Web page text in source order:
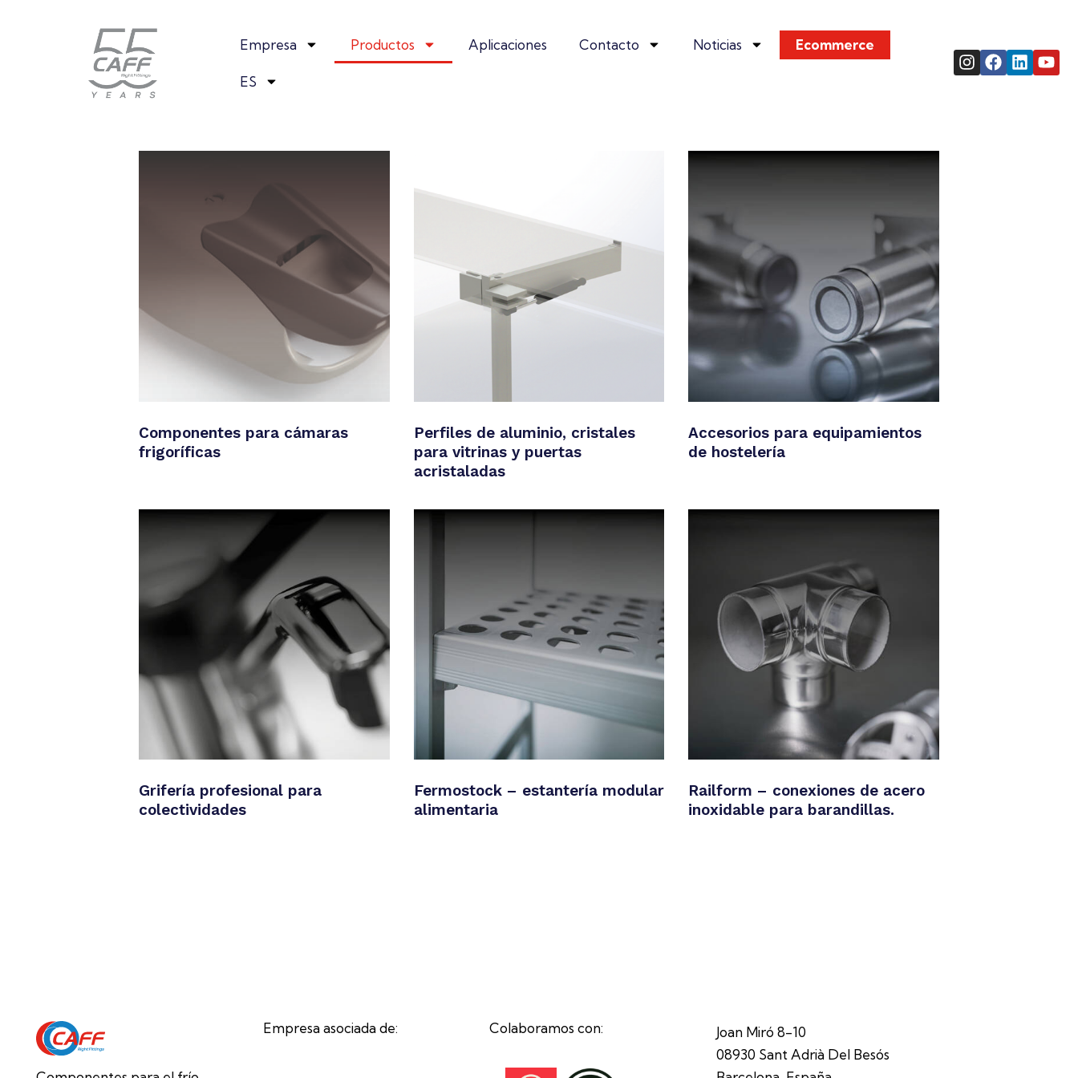
Empresa Productos Aplicaciones Contacto Noticias Ecommerce
ES
Componentes para cámaras
frigoríficas
Perfiles de aluminio, cristales
para vitrinas y puertas
acristaladas
Accesorios para equipamientos
de hostelería
Grifería profesional para
colectividades
Fermostock – estantería modular
alimentaria
Railform – conexiones de acero
inoxidable para barandillas.
Empresa asociada de: Colaboramos con:
Joan Miró 8-10
08930 Sant Adrià Del Besós